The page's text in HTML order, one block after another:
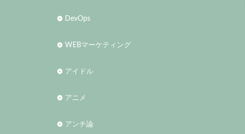
DevOps
WEBマーケティング
アイドル
アニメ
アンチ論